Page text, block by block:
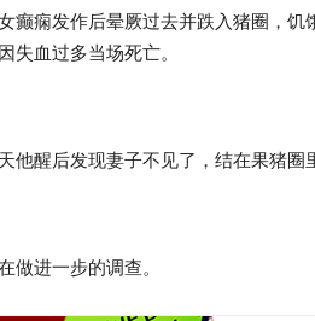
癫痫发作后晕厥过去并跌入猪圈，
失血过多当场死亡。
他醒后发现妻子不见了，结在果猪圈
做进一步的调查。